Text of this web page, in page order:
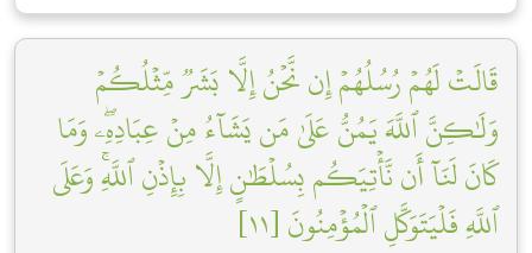
قَالَتۡ لَهُمۡ رُسُلُهُمۡ إِن نَّحۡنُ إِلَّا بَشَرٞ مِّثۡلُكُمۡ
وَلَٰكِنَّ ٱللَّهَ يَمُنُّ عَلَىٰ مَن يَشَآءُ مِنۡ عِبَادِهِۦۖ وَمَا
كَانَ لَنَآ أَن نَّأۡتِيَكُم بِسُلۡطَٰنٍ إِلَّا بِإِذۡنِ ٱللَّهِۚ وَعَلَى
ٱللَّهِ فَلۡيَتَوَكَّلِ ٱلۡمُؤۡمِنُونَ [١١]